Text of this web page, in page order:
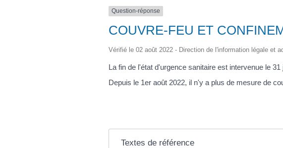
Question-réponse
COUVRE-FEU ET
Vérifié le 02 août 2022 - Direction de l'information légale et
La fin de l'état d'urgence sanitaire est intervenue le 31
Depuis le 1er août 2022, il n'y a plus de mesure de
Textes de référence